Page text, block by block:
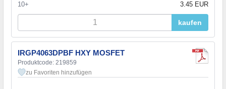
10+
3.45 EUR
kaufen
IRGP4063DPBF HXY MOSFET
Produktcode: 219859
zu Favoriten hinzufügen